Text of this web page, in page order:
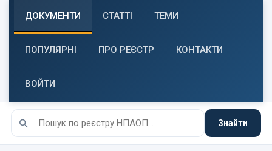
ДОКУМЕНТИ СТАТТІ ТЕМИ
ПОПУЛЯРНІ ПРО РЕЄСТР КОНТАКТИ
ВОЙТИ
Знайти